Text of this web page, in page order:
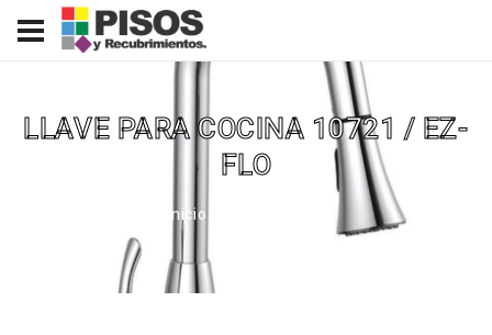
LLAVE PARA COCINA 10721 / EZ-
FLO
Inicio